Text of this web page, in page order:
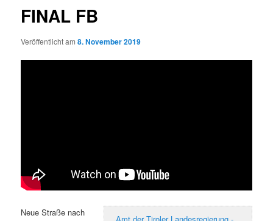
FINAL FB
Veröffentlicht am8. November 2019
Amt der Tiroler Landesregierung -
Neue Straße nach